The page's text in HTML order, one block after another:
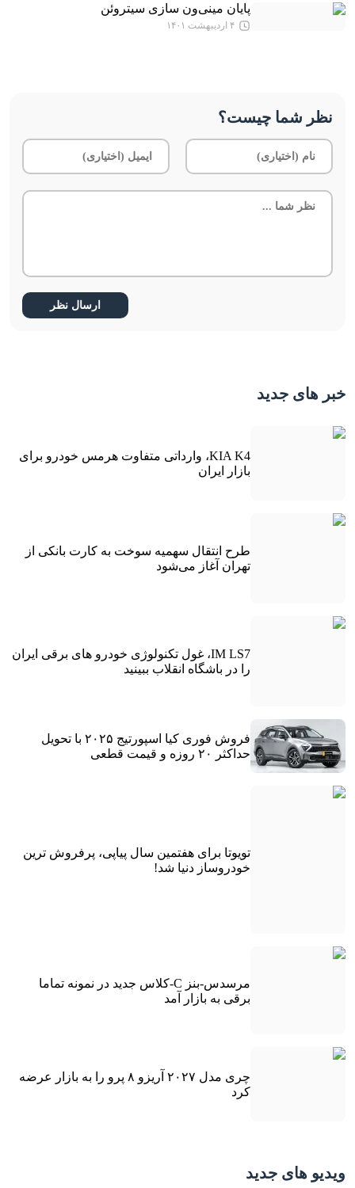
پایان مینی‌ون سازی سیتروئن
۴ اردیبهشت ۱۴۰۱
نظر شما چیست؟
خبر های جدید
KIA K4، وارداتی متفاوت هرمس خودرو برای
بازار ایران
طرح انتقال سهمیه سوخت به کارت بانکی از
تهران آغاز می‌شود
IM LS7، غول تکنولوژی خودرو های برقی ایران
را در باشگاه انقلاب ببینید
فروش فوری کیا اسپورتیج ۲۰۲۵ با تحویل
حداکثر ۲۰ روزه و قیمت قطعی
تویوتا برای هفتمین سال پیاپی، پرفروش ترین
خودروساز دنیا شد!
مرسدس-بنز C-کلاس جدید در نمونه تماما
برقی به بازار آمد
چری مدل ۲۰۲۷ آریزو ۸ پرو را به بازار عرضه
کرد
ویدیو های جدید